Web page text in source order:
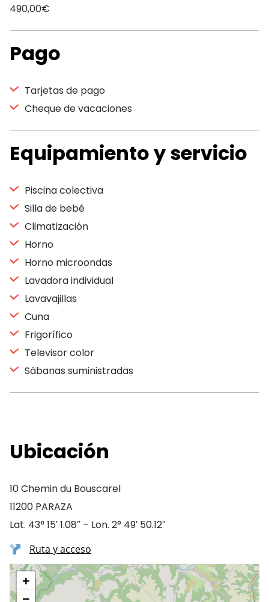
490,00€
Pago
Tarjetas de pago
Cheque de vacaciones
Equipamiento y servicio
Piscina colectiva
Silla de bebé
Climatización
Horno
Horno microondas
Lavadora individual
Lavavajillas
Cuna
Frigorífico
Televisor color
Sábanas suministradas
Ubicación
10 Chemin du Bouscarel
11200 PARAZA
Lat. 43° 15′ 1.08″ – Lon. 2° 49′ 50.12″
Ruta y acceso
+
−